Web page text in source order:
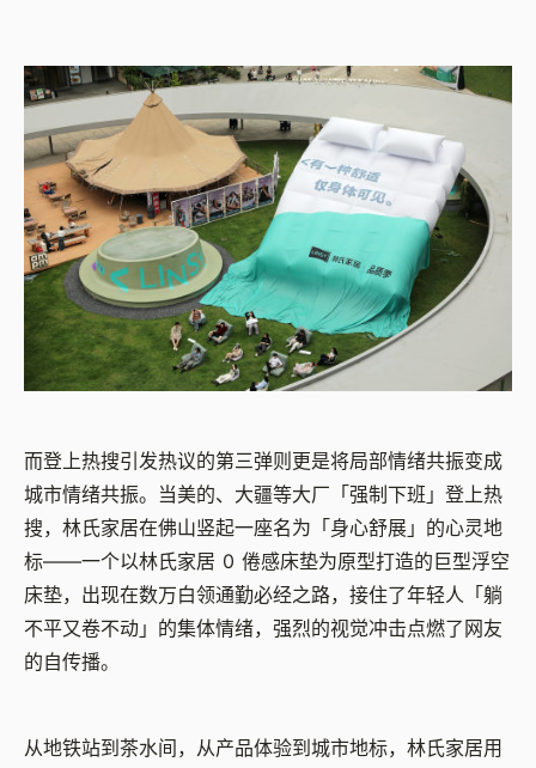
而登上热搜引发热议的第三弹则更是将局部情绪共振变成
城市情绪共振。当美的、大疆等大厂「强制下班」登上热
搜，林氏家居在佛山竖起一座名为「身心舒展」的心灵地
标——一个以林氏家居 0 倦感床垫为原型打造的巨型浮空
床垫，出现在数万白领通勤必经之路，接住了年轻人「躺
不平又卷不动」的集体情绪，强烈的视觉冲击点燃了网友
的自传播。
从地铁站到茶水间，从产品体验到城市地标，林氏家居用